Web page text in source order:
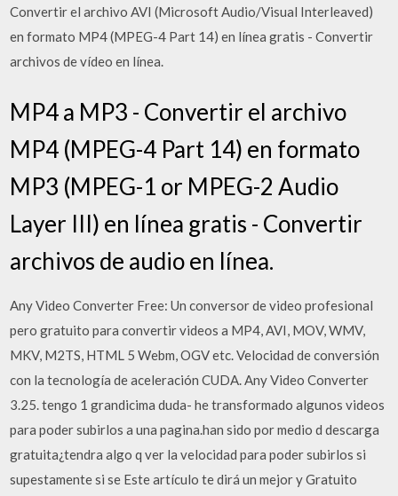
Convertir el archivo AVI (Microsoft Audio/Visual Interleaved)
en formato MP4 (MPEG-4 Part 14) en línea gratis - Convertir
archivos de vídeo en línea.
MP4 a MP3 - Convertir el archivo
MP4 (MPEG-4 Part 14) en formato
MP3 (MPEG-1 or MPEG-2 Audio
Layer III) en línea gratis - Convertir
archivos de audio en línea.
Any Video Converter Free: Un conversor de video profesional
pero gratuito para convertir videos a MP4, AVI, MOV, WMV,
MKV, M2TS, HTML 5 Webm, OGV etc. Velocidad de conversión
con la tecnología de aceleración CUDA. Any Video Converter
3.25. tengo 1 grandicima duda- he transformado algunos videos
para poder subirlos a una pagina.han sido por medio d descarga
gratuita¿tendra algo q ver la velocidad para poder subirlos si
supestamente si se Este artículo te dirá un mejor y Gratuito